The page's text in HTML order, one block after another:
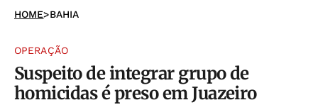
HOME>BAHIA
OPERAÇÃO
Suspeito de integrar grupo de
homicidas é preso em Juazeiro